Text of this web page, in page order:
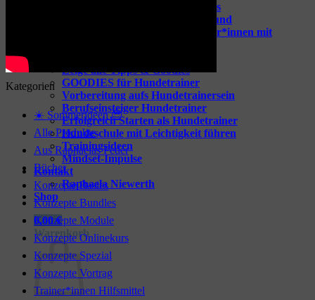
Webinare für dein Business
Webinare rund um den Hund
Coaching für Hundetrainer*innen mit
Zeige alle Tipps & Goodies
GOODIES für Hundetrainer
Vorbereitung aufs Hundetrainersein
Berufseinsteiger Hundetrainer
Erfolgreich Starten als Hundetrainer
Hundeschule mit Leichtigkeit führen
Trainingsideen
Mindset-Impulse
Kontakt
Raphaela Niewerth
Shop
0,00€
Warenkorb
Kategorien
☀️ Sommerideen 😎
Alle Produkte
Aus Raphaelas Feder
Bücher
Konzepte Basics
Konzepte Bundles
Konzepte Module
Konzepte Onlinekurs
Konzepte Spezial
Konzepte Vortrag
Trainer*innen Hilfsmittel